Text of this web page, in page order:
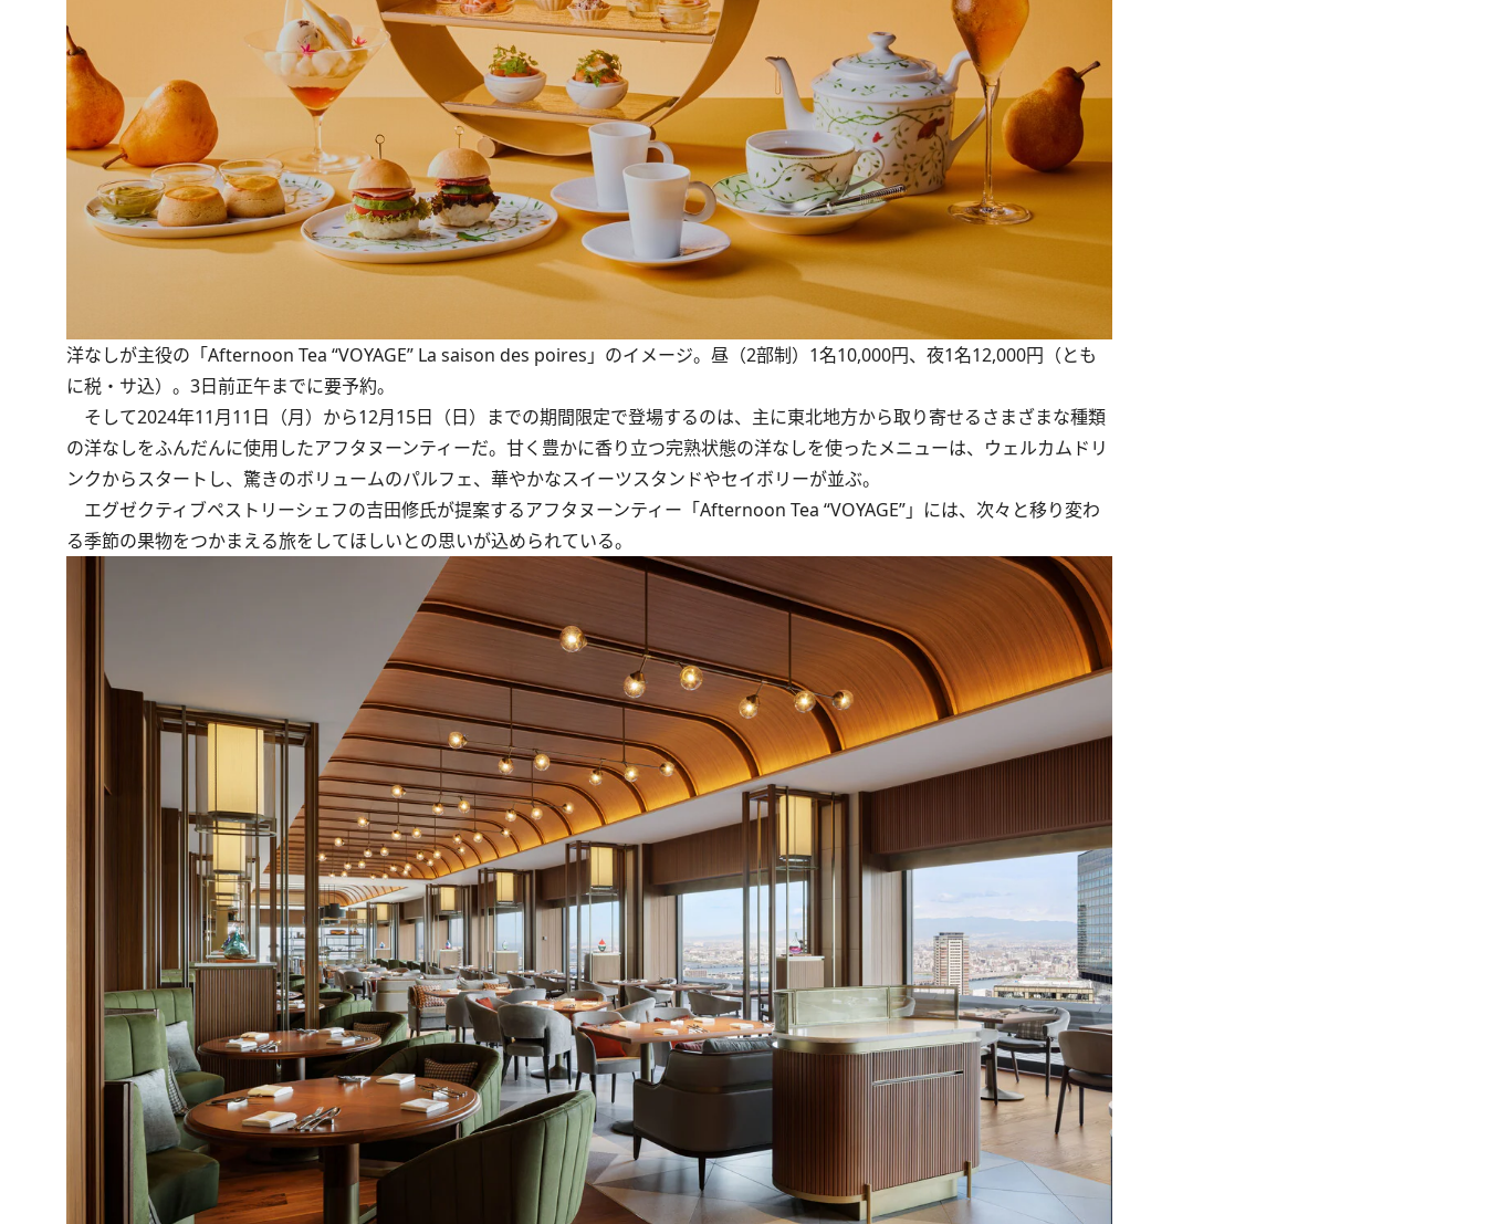
洋なしが主役の「Afternoon Tea “VOYAGE” La saison des poires」のイメージ。昼（2部制）1名10,000円、夜1名12,000円（とも
に税・サ込）。3日前正午までに要予約。
そして2024年11月11日（月）から12月15日（日）までの期間限定で登場するのは、主に東北地方から取り寄せるさまざまな種類
の洋なしをふんだんに使用したアフタヌーンティーだ。甘く豊かに香り立つ完熟状態の洋なしを使ったメニューは、ウェルカムドリ
ンクからスタートし、驚きのボリュームのパルフェ、華やかなスイーツスタンドやセイボリーが並ぶ。
エグゼクティブペストリーシェフの吉田修氏が提案するアフタヌーンティー「Afternoon Tea “VOYAGE”」には、次々と移り変わ
る季節の果物をつかまえる旅をしてほしいとの思いが込められている。